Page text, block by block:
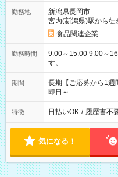
勤務地
新潟県長岡市
宮内(新潟県)駅から徒
食品関連企業
勤務時間
9:00～15:00 9:00～16:00 ※表記のうち実働５時間から
す。
期間
長期【ご応募から1週
即日～
特徴 日払いOK / 履歴書不
気になる！